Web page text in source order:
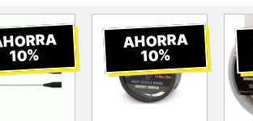
10%
El
precio
original
era:
El
precio
actual
es:
AHORRA
10%
El
precio
original
era:
€18,99.
El
actual
es: